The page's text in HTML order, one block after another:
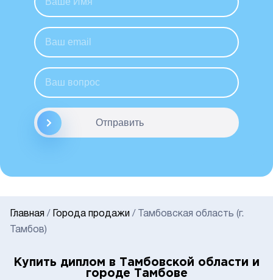
Отправить
Главная / Города продажи /
Тамбовская область (г.
Тамбов)
Купить диплом в Тамбовской области и
городе Тамбове